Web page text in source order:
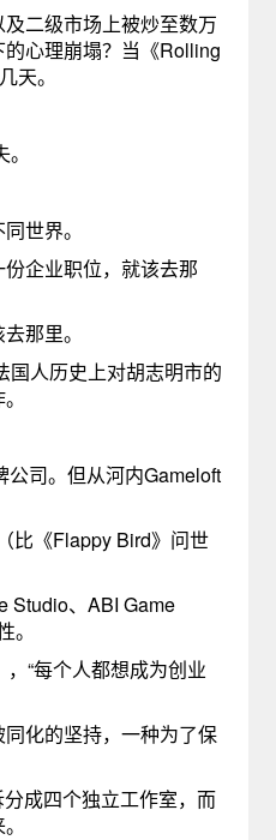
二级市场上被炒至数万
心理崩塌？当《Rolling
天。
世界。
企业职位，就该去那
那里。
人历史上对胡志明市的
司。但从河内Gameloft
比《Flappy Bird》问世
Studio、ABI Game
“每个人都想成为创业
化的坚持，一种为了保
成四个独立工作室，而